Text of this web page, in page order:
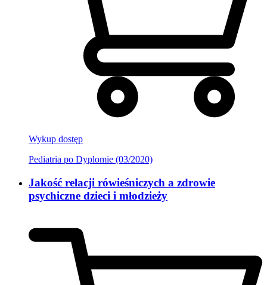
Wykup dostęp
Pediatria po Dyplomie (03/2020)
Jakość relacji rówieśniczych a zdrowie
psychiczne dzieci i młodzieży